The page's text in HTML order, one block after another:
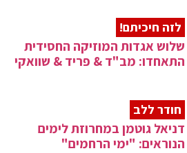
לזה חיכיתם!
שלוש אגדות המוזיקה החסידית
התאחדו: מב"ד & פריד & שוואקי
חודר ללב
דניאל גוטמן במחרוזת לימים
הנוראים: "ימי הרחמים"